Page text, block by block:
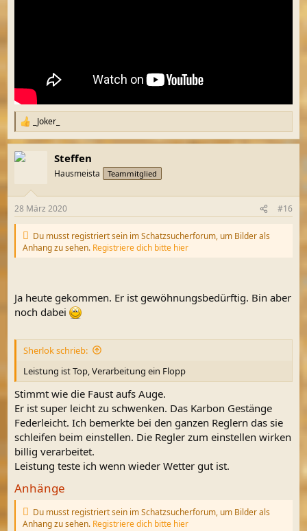
R
e
a
k
e
_Joker_
Steffen
Hausmeista Teammitglied
28 März 2020 #16
Du musst registriert sein im Schatzsucherforum, um Bilder als
Anhang zu sehen. Registriere dich bitte hier
Ja heute gekommen. Er ist gewöhnungsbedürftig. Bin aber
noch dabei
Sherlok schrieb:
Leistung ist Top, Verarbeitung ein Flopp
Stimmt wie die Faust aufs Auge.
Er ist super leicht zu schwenken. Das Karbon Gestänge
Federleicht. Ich bemerkte bei den ganzen Reglern das sie
schleifen beim einstellen. Die Regler zum einstellen wirken
billig verarbeitet.
Leistung teste ich wenn wieder Wetter gut ist.
Anhänge
Du musst registriert sein im Schatzsucherforum, um Bilder als
Anhang zu sehen. Registriere dich bitte hier